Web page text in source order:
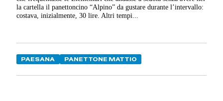
la cartella il panettoncino “Alpino” da gustare durante l’intervallo:
costava, inizialmente, 30 lire. Altri tempi...
PAESANA PANETTONE MATTIO